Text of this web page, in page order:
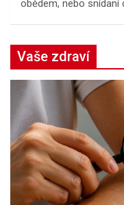
obědem, nebo snídaní
Vaše zdraví